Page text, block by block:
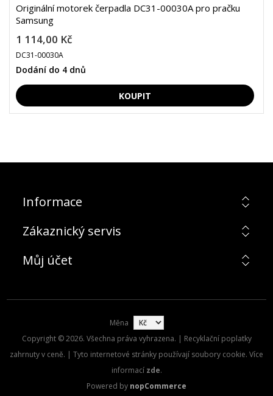
Originální motorek čerpadla DC31-00030A pro pračku
Samsung
1 114,00 Kč
DC31-00030A
Dodání do 4 dnů
Informace
Zákaznický servis
Můj účet
Měna
Copyright © 2026. Všechna práva vyhrazena. | Recyklační poplatky
zahrnuty v ceně. | Tyto internetové stránky používají soubory cookie. Více
informací zde.
Powered by nopCommerce